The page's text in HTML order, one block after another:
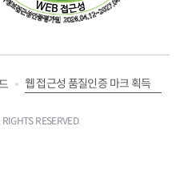
웹 접근성 품질인증 마크 획득
RESERVED.